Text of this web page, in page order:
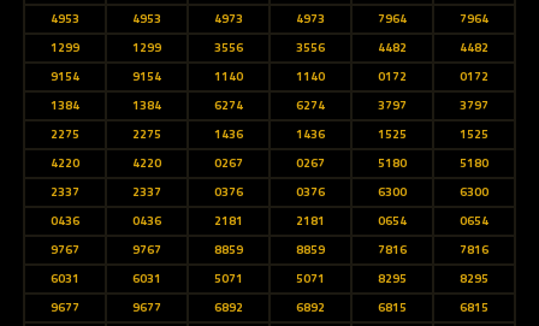
4953
4953 4973 4973 7964
7964
1299
1299 3556 3556 4482
4482
9154
9154 1140 1140 0172
0172
1384
1384 6274 6274 3797
3797
2275
2275 1436 1436 1525
1525
4220
4220 0267 0267 5180
5180
2337
2337 0376 0376 6300
6300
0436
0436 2181 2181 0654
0654
9767
9767 8859 8859 7816
7816
6031
6031 5071 5071 8295
8295
9677
9677 6892 6892 6815
6815